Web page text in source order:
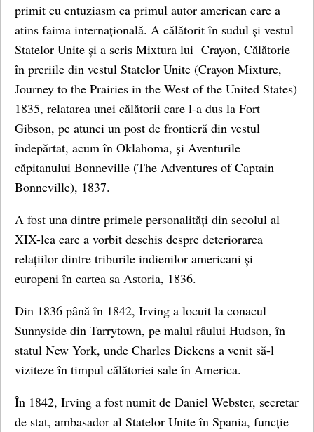
primit cu entuziasm ca primul autor american care a
atins faima internațională. A călătorit în sudul și vestul
Statelor Unite și a scris Mixtura lui Crayon, Călătorie
în preriile din vestul Statelor Unite (Crayon Mixture,
Journey to the Prairies in the West of the United States)
1835, relatarea unei călătorii care l-a dus la Fort
Gibson, pe atunci un post de frontieră din vestul
îndepărtat, acum în Oklahoma, și Aventurile
căpitanului Bonneville (The Adventures of Captain
Bonneville), 1837.
A fost una dintre primele personalități din secolul al
XIX-lea care a vorbit deschis despre deteriorarea
relațiilor dintre triburile indienilor americani și
europeni în cartea sa Astoria, 1836.
Din 1836 până în 1842, Irving a locuit la conacul
Sunnyside din Tarrytown, pe malul râului Hudson, în
statul New York, unde Charles Dickens a venit să-l
viziteze în timpul călătoriei sale în America.
În 1842, Irving a fost numit de Daniel Webster, secretar
de stat, ambasador al Statelor Unite în Spania, funcție